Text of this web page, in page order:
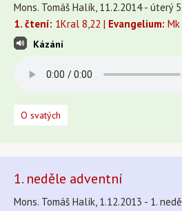
Mons. Tomáš Halík, 11.2.2014 - úterý
1. čtení: 1Kral 8,22 | Evangelium: Mk
Kázání
O svatých
1. neděle adventní
Mons. Tomáš Halík, 1.12.2013 - 1.